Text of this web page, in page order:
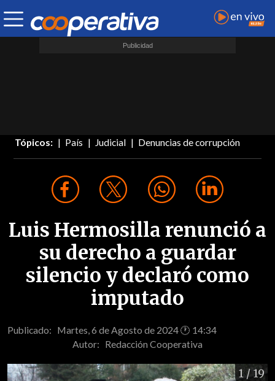
Tópicos: País Judicial Denuncias de corrupción
Luis Hermosilla renunció a
su derecho a guardar
silencio y declaró como
imputado
Publicado: Martes, 6 de Agosto de 2024 🕐 14:34
Autor: Redacción Cooperativa
1 / 19